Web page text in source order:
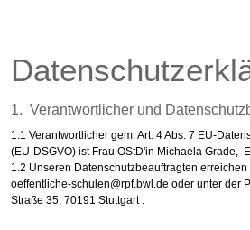
1. Verantwortlicher und
1.1 Verantwortlicher gem. Art. 4 Abs. 7 EU-
(EU-DSGVO) ist Frau OStD'in Michaela Grade,
1.2 Unseren Datenschutzbeauftragten erreichen
ff ntl ch -sch n rpf bwl d
oder unter der
Straße 35, 70191 Stuttgart .